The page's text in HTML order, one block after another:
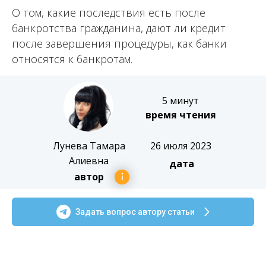
О том, какие последствия есть после
банкротства гражданина, дают ли кредит
после завершения процедуры, как банки
относятся к банкротам.
26 июля 2023
дата
5 минут
время чтения
Лунева Тамара
Алиевна
автор
Задать вопрос автору статьи